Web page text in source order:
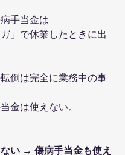
手当金は
ガ」で休業したときに出
倒は完全に業務中の事
金は使えない。
い → 傷病手当金も使え